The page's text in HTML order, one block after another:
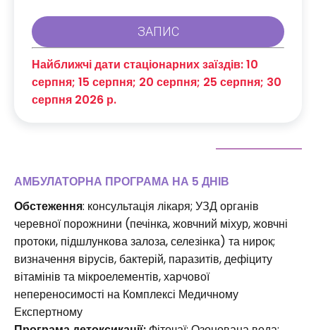
Найближчі дати стаціонарних заїздів: 10
серпня; 15 серпня; 20 серпня; 25 серпня; 30
серпня 2026 р.
АМБУЛАТОРНА ПРОГРАМА НА 5 ДНІВ
Обстеження: консультація лікаря; УЗД органів
черевної порожнини (печінка, жовчний міхур, жовчні
протоки, підшлункова залоза, селезінка) та нирок;
визначення вірусів, бактерій, паразитів, дефіциту
вітамінів та мікроелементів, харчової
непереносимості на Комплексі Медичному
Експертному